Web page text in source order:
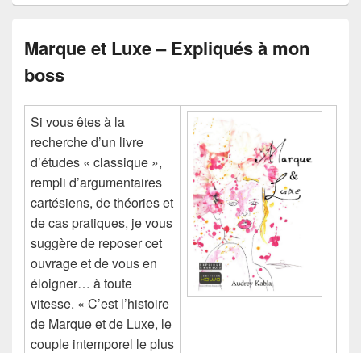
Marque et Luxe – Expliqués à mon
boss
Si vous êtes à la
recherche d’un livre
d’études « classique »,
rempli d’argumentaires
cartésiens, de théories et
de cas pratiques, je vous
suggère de reposer cet
ouvrage et de vous en
éloigner… à toute
vitesse. « C’est l’histoire
de Marque et de Luxe, le
couple intemporel le plus